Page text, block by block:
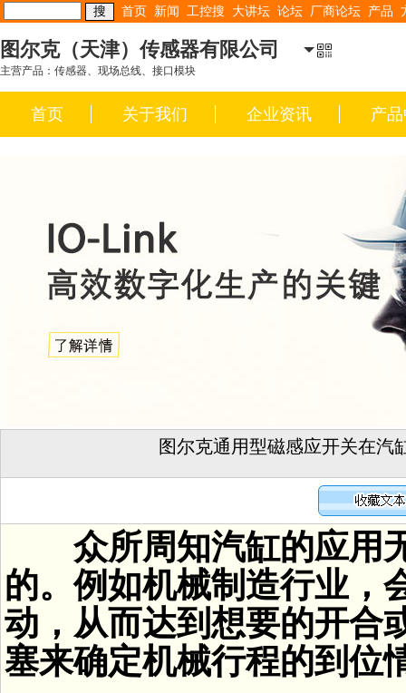
首页 新闻 工控搜 大讲坛 论坛 厂商论坛 产品
图尔克（天津）传感器有限公司
主营产品：传感器、现场总线、接口模块
首页 关于我们 企业资讯 产
图尔克通用型磁感应开关在
众所周知汽缸的应用
的。例如机械制造行业，
动，从而达到想要的开合
塞来确定机械行程的到位